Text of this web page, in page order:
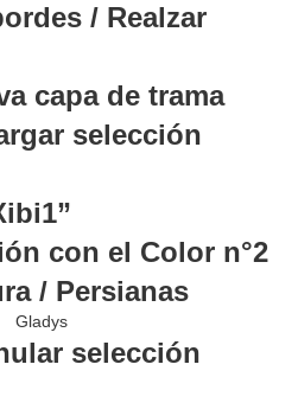
/ Realzar
capa de trama
selección
con el Color n°2
/ Persianas
selección